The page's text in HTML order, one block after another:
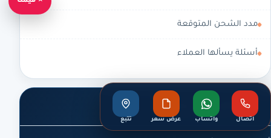
مدد الشحن المتوقعة
أسئلة يسألها العملاء
تحتاج رداً سريعاً؟
اتصال واتساب عرض سعر تتبع